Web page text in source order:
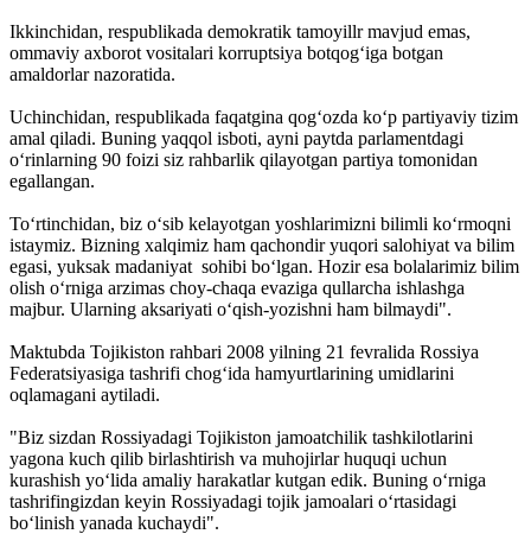
Ikkinchidan, respublikada demokratik tamoyillr mavjud emas,
ommaviy axborot vositalari korruptsiya botqog‘iga botgan
amaldorlar nazoratida.
Uchinchidan, respublikada faqatgina qog‘ozda ko‘p partiyaviy tizim
amal qiladi. Buning yaqqol isboti, ayni paytda parlamentdagi
o‘rinlarning 90 foizi siz rahbarlik qilayotgan partiya tomonidan
egallangan.
To‘rtinchidan, biz o‘sib kelayotgan yoshlarimizni bilimli ko‘rmoqni
istaymiz. Bizning xalqimiz ham qachondir yuqori salohiyat va bilim
egasi, yuksak madaniyat sohibi bo‘lgan. Hozir esa bolalarimiz bilim
olish o‘rniga arzimas choy-chaqa evaziga qullarcha ishlashga
majbur. Ularning aksariyati o‘qish-yozishni ham bilmaydi".
Maktubda Tojikiston rahbari 2008 yilning 21 fevralida Rossiya
Federatsiyasiga tashrifi chog‘ida hamyurtlarining umidlarini
oqlamagani aytiladi.
"Biz sizdan Rossiyadagi Tojikiston jamoatchilik tashkilotlarini
yagona kuch qilib birlashtirish va muhojirlar huquqi uchun
kurashish yo‘lida amaliy harakatlar kutgan edik. Buning o‘rniga
tashrifingizdan keyin Rossiyadagi tojik jamoalari o‘rtasidagi
bo‘linish yanada kuchaydi".